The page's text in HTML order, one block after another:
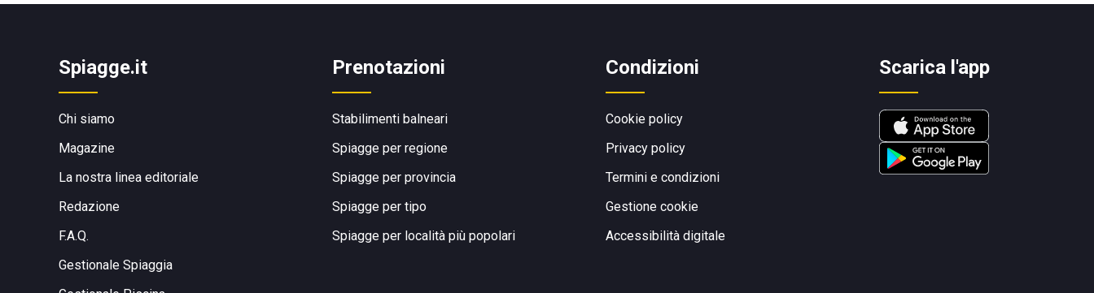
Spiagge.it
Chi siamo
Magazine
La nostra linea editoriale
Redazione
F.A.Q.
Gestionale Spiaggia
Prenotazioni
Stabilimenti balneari
Spiagge per regione
Spiagge per provincia
Spiagge per tipo
Spiagge per località più popolari
Condizioni
Cookie policy
Privacy policy
Termini e condizioni
Gestione cookie
Accessibilità digitale
Scarica l'app